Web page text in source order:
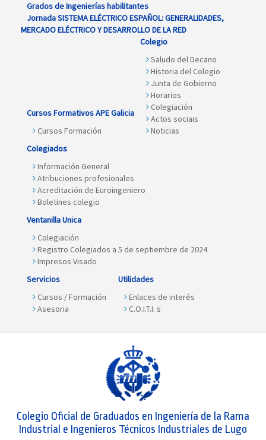
Grados de Ingenierías habilitantes
Jornada SISTEMA ELÉCTRICO ESPAÑOL: GENERALIDADES,
MERCADO ELÉCTRICO Y DESARROLLO DE LA RED
Cursos Formativos APE Galicia
Cursos Formación
Colegio
Saludo del Decano
Historia del Colegio
Junta de Gobierno
Horarios
Colegiación
Actos sociais
Noticias
Colegiados
Información General
Atribuciones profesionales
Acreditación de Euroingeniero
Boletines colegio
Ventanilla Unica
Colegiación
Registro Colegiados a 5 de septiembre de 2024
Impresos Visado
Servicios
Cursos / Formación
Asesoria
Utilidades
Enlaces de interés
C.O.I.T.I. s
Colegio Oficial de Graduados en Ingeniería de la Rama
Industrial e Ingenieros Técnicos Industriales de Lugo